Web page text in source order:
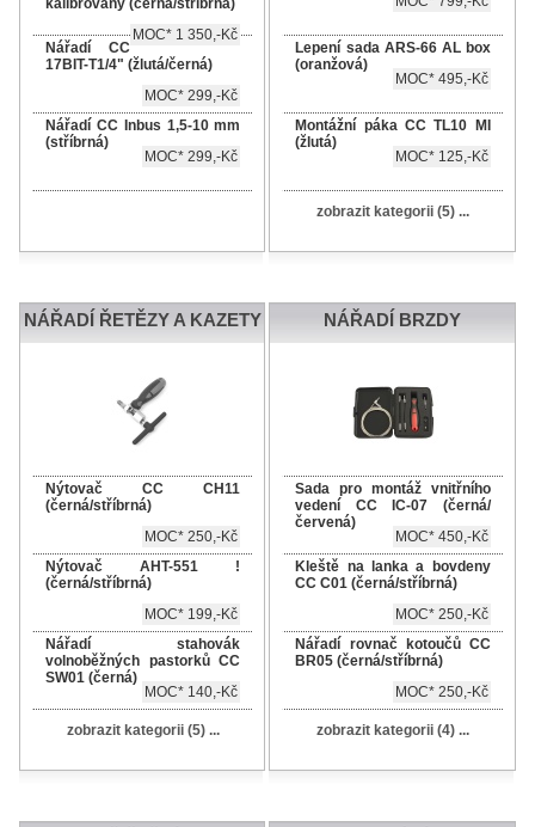
kalibrovaný (černá/stříbrná)
MOC* 1 350,-Kč
Nářadí CC
17BIT-T1/4" (žlutá/černá)
MOC* 299,-Kč
Nářadí CC Inbus 1,5-10 mm
(stříbrná)
MOC* 299,-Kč
Lepení sada ARS-66 AL box
(oranžová)
MOC* 495,-Kč
Montážní páka CC TL10 MI
(žlutá)
MOC* 125,-Kč
zobrazit kategorii (5) ...
NÁŘADÍ ŘETĚZY A KAZETY
Nýtovač CC CH11
(černá/stříbrná)
MOC* 250,-Kč
Nýtovač AHT-551 !
(černá/stříbrná)
MOC* 199,-Kč
Nářadí stahovák
volnoběžných pastorků CC
SW01 (černá)
MOC* 140,-Kč
zobrazit kategorii (5) ...
NÁŘADÍ BRZDY
Sada pro montáž vnitřního
vedení CC IC-07 (černá/
červená)
MOC* 450,-Kč
Kleště na lanka a bovdeny
CC C01 (černá/stříbrná)
MOC* 250,-Kč
Nářadí rovnač kotoučů CC
BR05 (černá/stříbrná)
MOC* 250,-Kč
zobrazit kategorii (4) ...